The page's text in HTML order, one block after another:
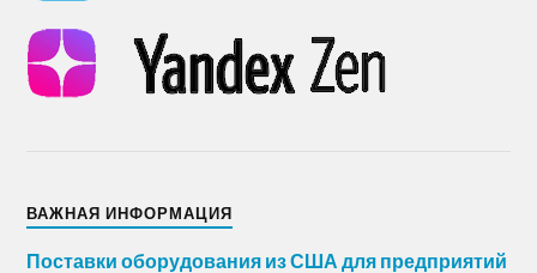
ВАЖНАЯ ИНФОРМАЦИЯ
Поставки оборудования из США для предприятий